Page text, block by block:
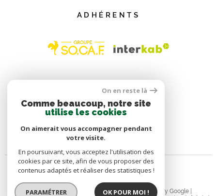
ADHÉRENTS
© 2026 | Tous droits réservés | Traduction powered by Google |
On en reste là
Comme beaucoup, notre site
utilise les cookies
On aimerait vous accompagner pendant
votre visite.
En poursuivant, vous acceptez l'utilisation des
cookies par ce site, afin de vous proposer des
contenus adaptés et réaliser des statistiques !
PARAMÉTRER OK POUR MOI !